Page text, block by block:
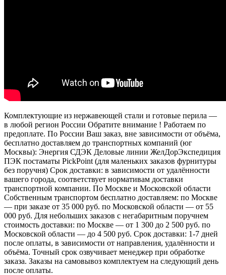
Комплектующие из нержавеющей стали и готовые перила —
в любой регион России Обратите внимание ! Работаем по
предоплате. По России Ваш заказ, вне зависимости от объёма,
бесплатно доставляем до транспортных компаний (юг
Москвы): Энергия СДЭК Деловые линии ЖелДорЭкспедиция
ПЭК постаматы PickPoint (для маленьких заказов фурнитуры
без поручня) Срок доставки: в зависимости от удалённости
вашего города, соответствует нормативам доставки
транспортной компании. По Москве и Московской области
Собственным транспортом бесплатно доставляем: по Москве
— при заказе от 35 000 руб. по Московской области — от 55
000 руб. Для небольших заказов с негабаритным поручнем
стоимость доставки: по Москве — от 1 300 до 2 500 руб. по
Московской области — до 4 500 руб. Срок доставки: 1-7 дней
после оплаты, в зависимости от направления, удалённости и
объёма. Точный срок озвучивает менеджер при обработке
заказа. Заказы на самовывоз комплектуем на следующий день
после оплаты.